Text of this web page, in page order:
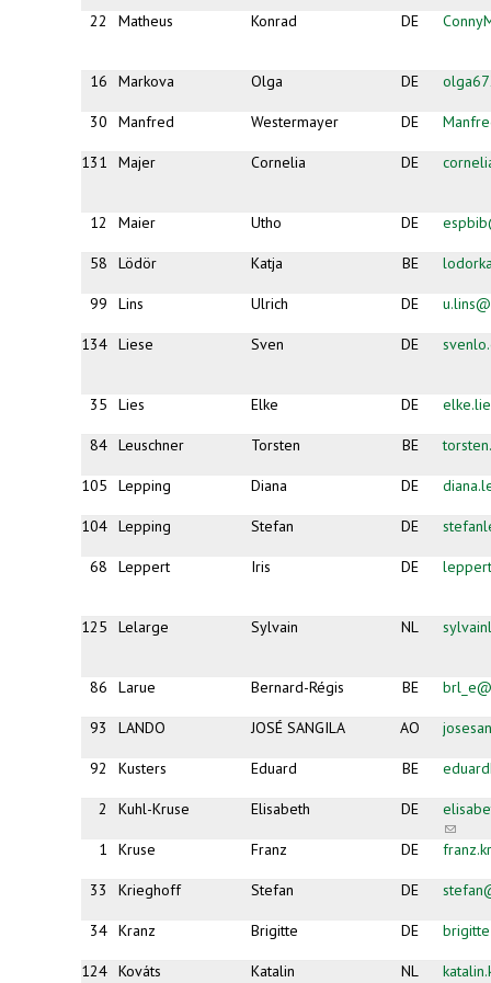
mail)
22 Matheus Konrad DE
16 Markova Olga DE
30 Manfred Westermayer DE
131 Majer Cornelia DE
12 Maier Utho DE
58 Lödör Katja BE
99 Lins Ulrich DE
134 Liese Sven DE
35 Lies Elke DE
84 Leuschner Torsten BE
105 Lepping Diana DE
104 Lepping Stefan DE
68 Leppert Iris DE
125 Lelarge Sylvain NL
86 Larue Bernard-Régis BE
93 LANDO JOSÉ SANGILA AO
92 Kusters Eduard BE
2 Kuhl-Kruse Elisabeth DE
(link
sends
mail)
1 Kruse Franz DE
33 Krieghoff Stefan DE
34 Kranz Brigitte DE
124 Kováts Katalin NL